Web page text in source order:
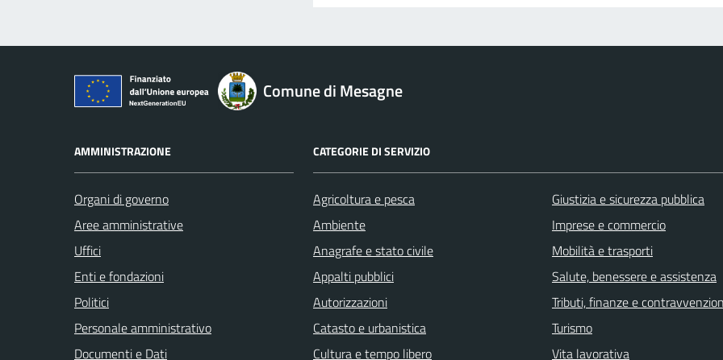
Comune di Mesagne
AMMINISTRAZIONE
Organi di governo
Aree amministrative
Uffici
Enti e fondazioni
Politici
Personale amministrativo
Documenti e Dati
CATEGORIE DI SERVIZIO
Agricoltura e pesca
Ambiente
Anagrafe e stato civile
Appalti pubblici
Autorizzazioni
Catasto e urbanistica
Cultura e tempo libero
Giustizia e sicurezza pubblica
Imprese e commercio
Mobilità e trasporti
Salute, benessere e assistenza
Tributi, finanze e
Turismo
Vita lavorativa